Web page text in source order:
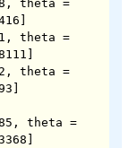
theta =
theta =
theta =
theta =